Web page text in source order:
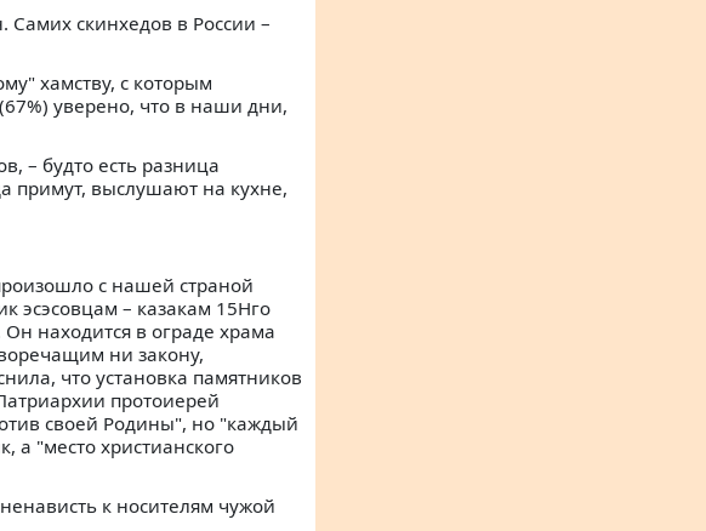
Самих скинхедов в России –
хамству, с которым
уверено, что в наши дни,
– будто есть разница
примут, выслушают на кухне,
с нашей страной
эсэсовцам – казакам 15Нго
находится в ограде храма
ни закону,
что установка памятников
протоиерей
своей Родины", но "каждый
а "место христианского
к носителям чужой